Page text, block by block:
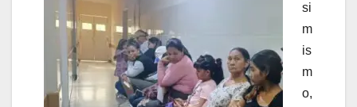
si
m
is
m
o,